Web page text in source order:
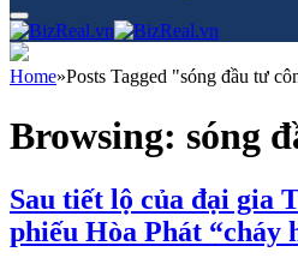
Home»Posts Tagged "sóng đầu tư
Browsing: sóng
Sau tiết lộ của đại gia
phiếu Hòa Phát “cháy